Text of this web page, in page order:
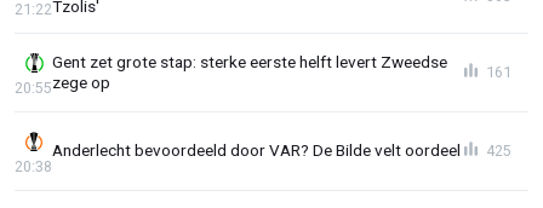
Tzolis'
21:22
Gent zet grote stap: sterke eerste helft levert Zweedse
zege op
20:55
161
Anderlecht bevoordeeld door VAR? De Bilde velt oordeel
20:38
425